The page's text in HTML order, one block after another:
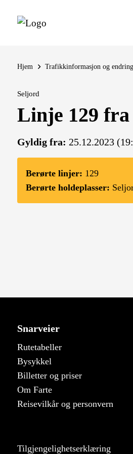
Hjem Trafikkinformasjon og
Seljord
Linje 129 fra
Gyldig fra: 25.12.2023
Berørte linjer: 129
Berørte holdeplasser:
Snarveier
Rutetabeller
Bysykkel
Billetter og priser
Om Farte
Reisevilkår og personvern
Tilgjengelighetserklæring